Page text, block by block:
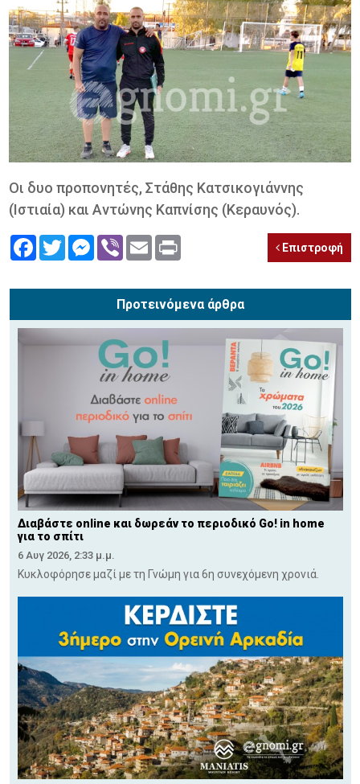
Οι δυο προπονητές, Στάθης Κατσικογιάννης
(Ιστιαία) και Αντώνης Καπνίσης (Κεραυνός).
FacebookTwitterMessenger
Viber Email Επιστροφή
Προτεινόμενα άρθρα
Διαβάστε online και δωρεάν το περιοδικό Go! in home
για το σπίτι
6 Αυγ 2026, 2:33 μ.μ.
Κυκλοφόρησε μαζί με τη Γνώμη για 6η συνεχόμενη χρονιά.